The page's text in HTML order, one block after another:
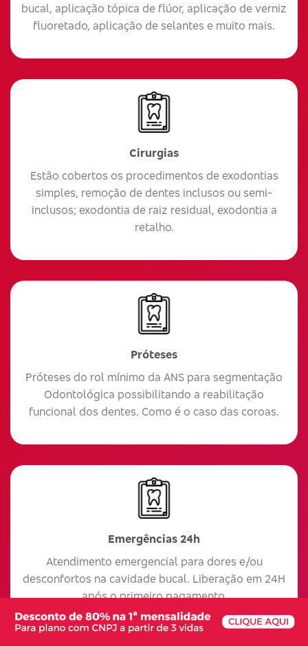
bucal, aplicação tópica de flúor, aplicação de verniz
fluoretado, aplicação de selantes e muito mais.
Cirurgias
Estão cobertos os procedimentos de exodontias
simples, remoção de dentes inclusos ou semi-
inclusos; exodontia de raiz residual, exodontia a
retalho.
Próteses
Próteses do rol mínimo da ANS para segmentação
Odontológica possibilitando a reabilitação
funcional dos dentes. Como é o caso das coroas.
Emergências 24h
Atendimento emergencial para dores e/ou
desconfortos na cavidade bucal. Liberação em 24H
após o primeiro pagamento.